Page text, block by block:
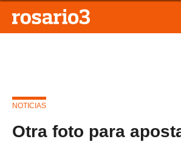
NOTICIAS
Otra foto para